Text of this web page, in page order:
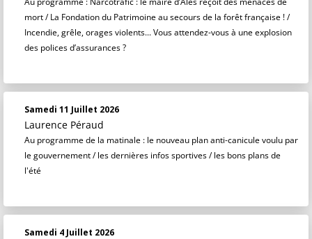
mort / La Fondation du Patrimoine au secours de la forêt française ! /
Incendie, grêle, orages violents... Vous attendez-vous à une explosion
des polices d’assurances ?
Samedi 11 Juillet 2026
Laurence Péraud
Au programme de la matinale : le nouveau plan anti-canicule voulu par
le gouvernement / les dernières infos sportives / les bons plans de
l'été
Samedi 4 Juillet 2026